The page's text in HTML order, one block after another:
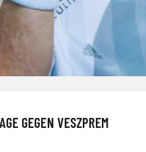
GEGEN VESZPREM